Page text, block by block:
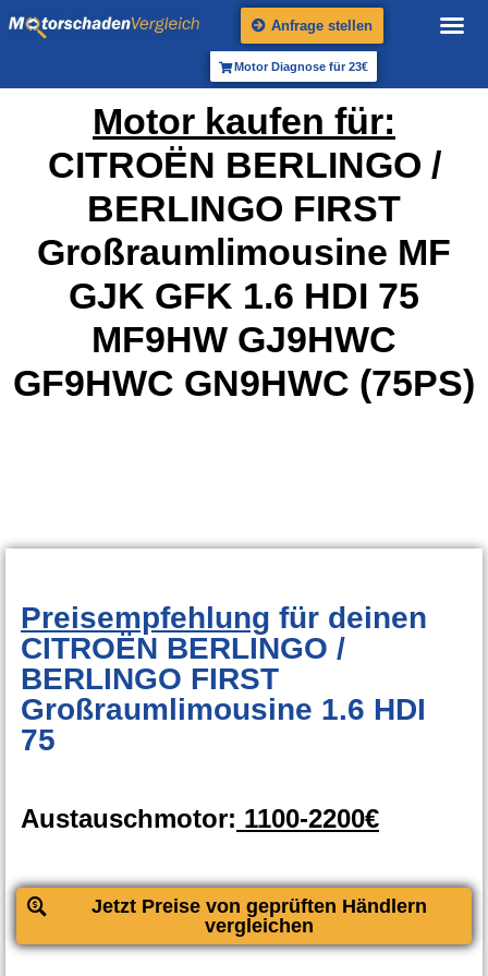
Anfrage stellen
Motor Diagnose für 23€
Motor kaufen für:
CITROËN BERLINGO /
BERLINGO FIRST
Großraumlimousine MF
GJK GFK 1.6 HDI 75
MF9HW GJ9HWC
GF9HWC GN9HWC (75PS)
Preisempfehlung für deinen
CITROËN BERLINGO /
BERLINGO FIRST
Großraumlimousine 1.6 HDI
75
Austauschmotor: 1100-2200€
Jetzt Preise von geprüften Händlern
vergleichen